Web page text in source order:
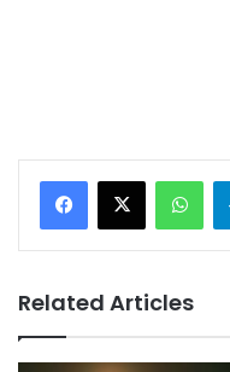
Related Articles